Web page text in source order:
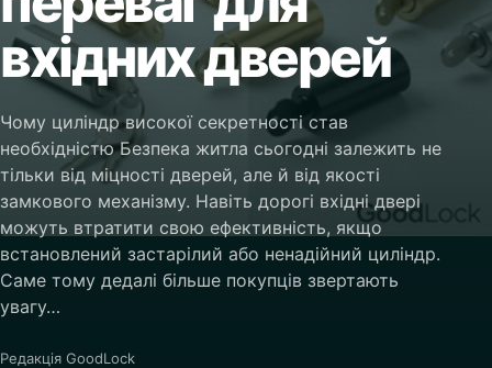
вхідних дверей
Чому циліндр високої секретності став
необхідністю Безпека житла сьогодні залежить не
тільки від міцності дверей, але й від якості
замкового механізму. Навіть дорогі вхідні двері
можуть втратити свою ефективність, якщо
встановлений застарілий або ненадійний циліндр.
Саме тому дедалі більше покупців звертають
увагу…
Редакція GoodLock